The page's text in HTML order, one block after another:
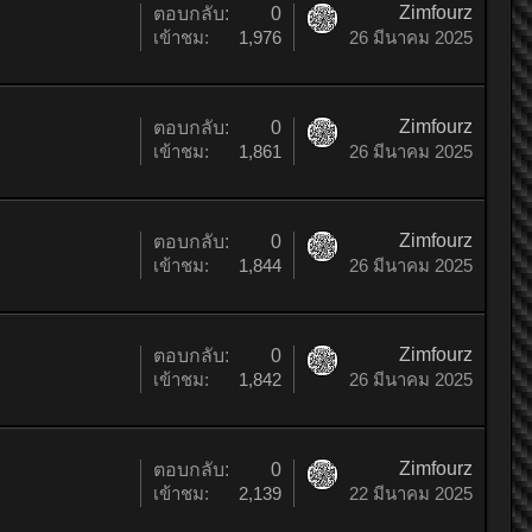
ตอบกลับ:
0
เข้าชม:
1,976
Zimfourz
26 มีนาคม 2025
ตอบกลับ:
0
เข้าชม:
1,861
Zimfourz
26 มีนาคม 2025
ตอบกลับ:
0
เข้าชม:
1,844
Zimfourz
26 มีนาคม 2025
ตอบกลับ:
0
เข้าชม:
1,842
Zimfourz
26 มีนาคม 2025
ตอบกลับ:
0
เข้าชม:
2,139
Zimfourz
22 มีนาคม 2025